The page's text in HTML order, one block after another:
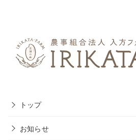
トップ
お知らせ